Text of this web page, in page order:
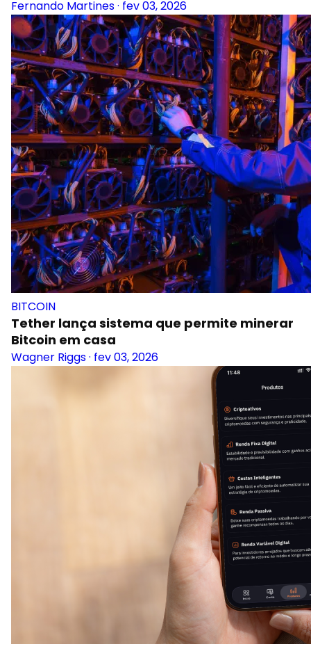
Fernando Martines· fev 03, 2026
BITCOIN
Tether lança sistema que permite minerar
Bitcoin em casa
Wagner Riggs· fev 03, 2026